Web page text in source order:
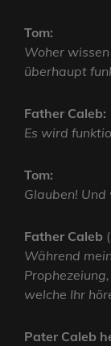
Tom:
Woher
überhaupt
Father Caleb:
Es wird
Tom:
Glauben!
Father Caleb
Während
Prophezeiung,
welche Ihr
Pater Caleb